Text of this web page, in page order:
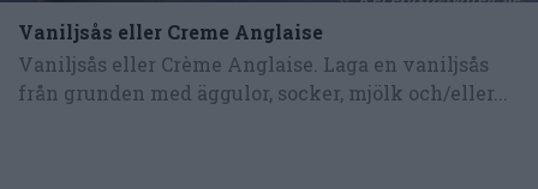
Vaniljsås eller Creme Anglaise
Vaniljsås eller Crème Anglaise. Laga en vaniljsås
från grunden med äggulor, socker, mjölk och/eller...